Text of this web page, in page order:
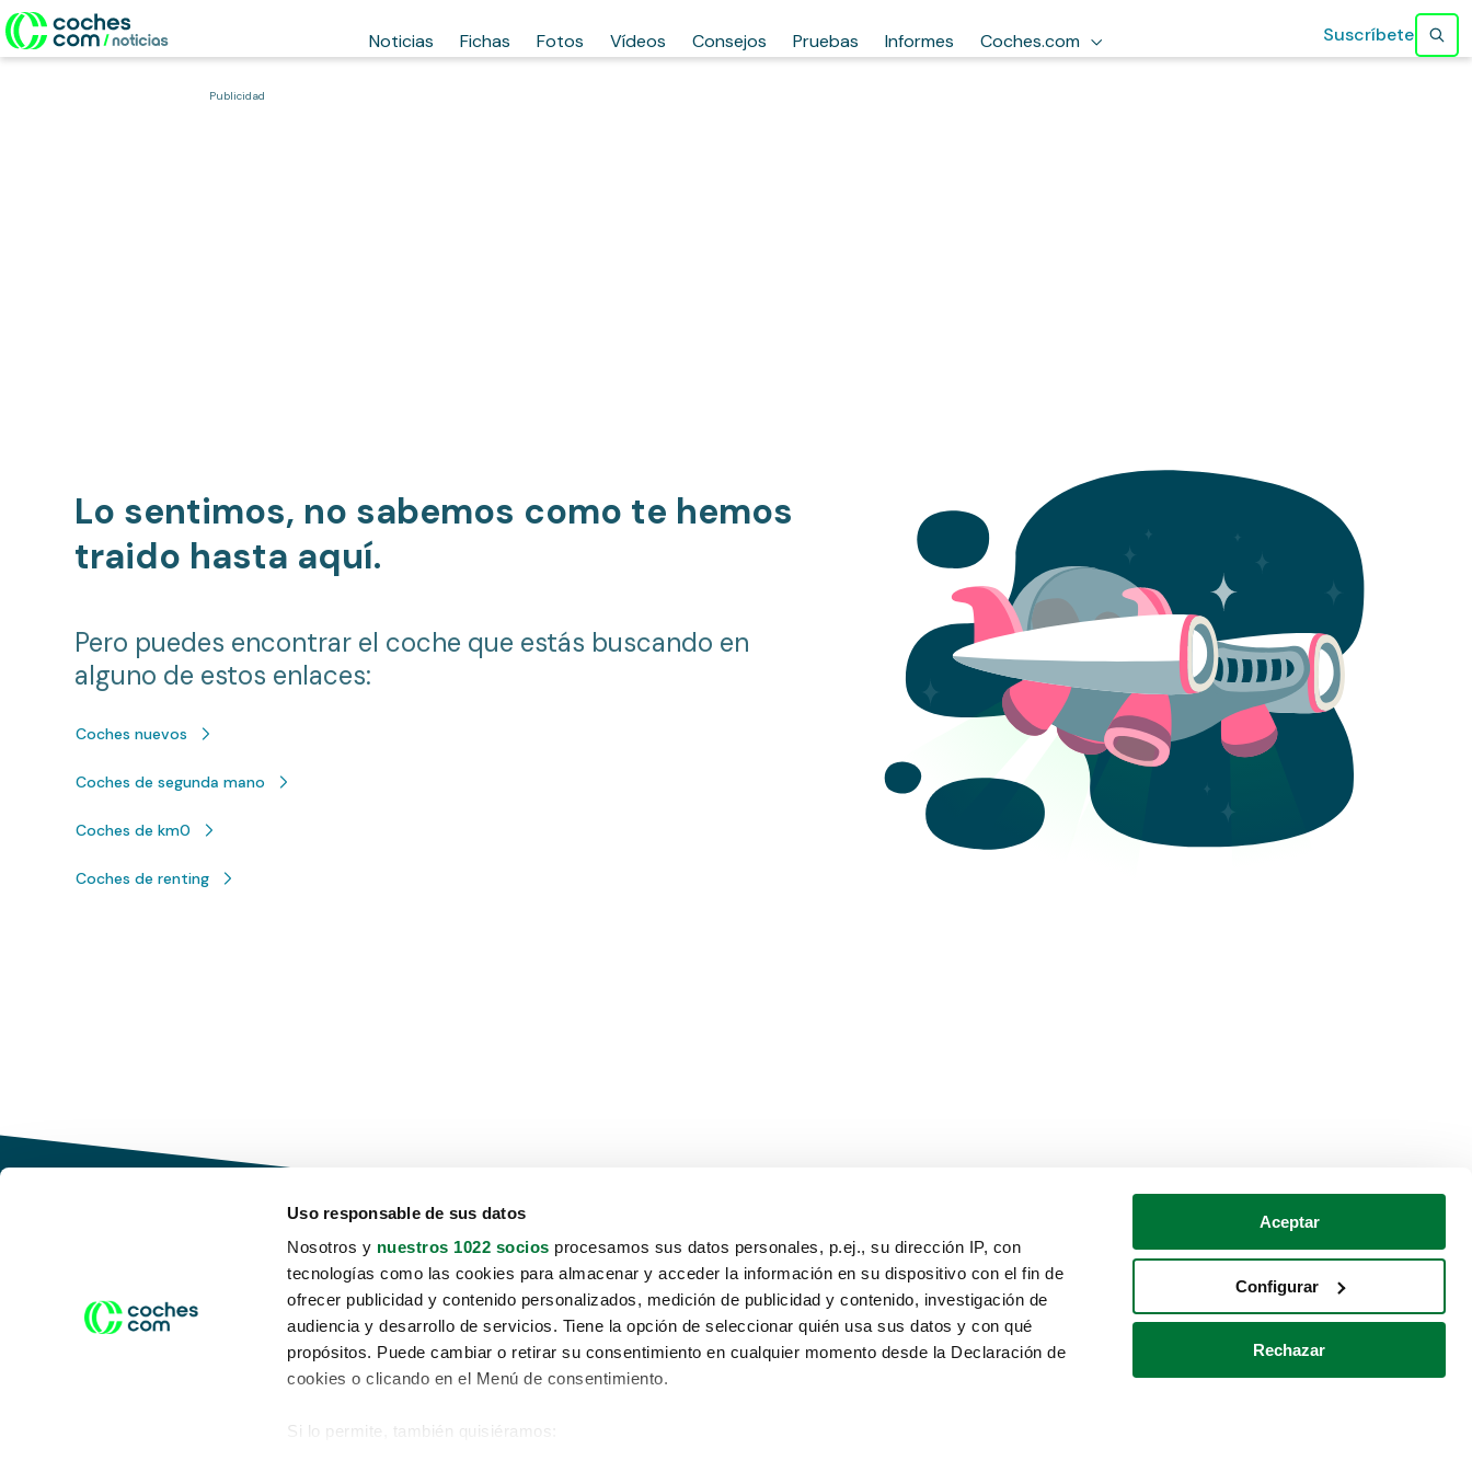
Uso responsable de sus datos
Nosotros y nuestros 1022 socios procesamos sus datos personales, p.ej., su dirección IP, con
tecnologías como las cookies para almacenar y acceder la información en su dispositivo con el fin de
ofrecer publicidad y contenido personalizados, medición de publicidad y contenido, investigación de
audiencia y desarrollo de servicios. Tiene la opción de seleccionar quién usa sus datos y con qué
propósitos. Puede cambiar o retirar su consentimiento en cualquier momento desde la Declaración de
cookies o clicando en el Menú de consentimiento.
Si lo permite, también quisiéramos:
Aceptar
Configurar
Rechazar
Noticias Fichas Fotos Vídeos Consejos Pruebas Informes Coches.com Suscríbete
Publicidad
Lo sentimos, no sabemos como te hemos
traido hasta aquí.
Pero puedes encontrar el coche que estás buscando en
alguno de estos enlaces:
Coches nuevos
Coches de segunda mano
Coches de km0
Coches de renting
Conduce tu futuro,
desata tu movilidad